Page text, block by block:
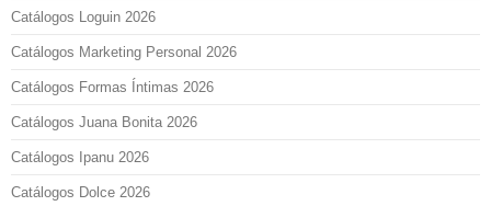
Catálogos Loguin 2026
Catálogos Marketing Personal 2026
Catálogos Formas Íntimas 2026
Catálogos Juana Bonita 2026
Catálogos Ipanu 2026
Catálogos Dolce 2026